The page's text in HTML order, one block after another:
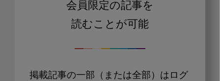
会員限定の記事を
読むことが可能
掲載記事の一部（または全部）はログ